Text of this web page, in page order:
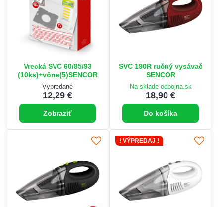
Vrecká SVC 60/85/93
(10ks)+vône(5)SENCOR
Vypredané
12,29 €
Zobraziť
SVC 190R ručný vysávač
SENCOR
Na sklade odbojna.sk
18,90 €
Do košíka
! VÝPREDAJ !